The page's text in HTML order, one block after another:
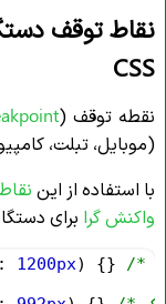
CSS
نقطه توقف (
(موبایل، تبلت،
با استفاده از این
واکنش گرا برای
: 1200px) {}